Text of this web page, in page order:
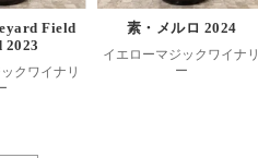
Field
2023
クワイナリ
素・メルロ 2024
イエローマジックワイナリ
ー